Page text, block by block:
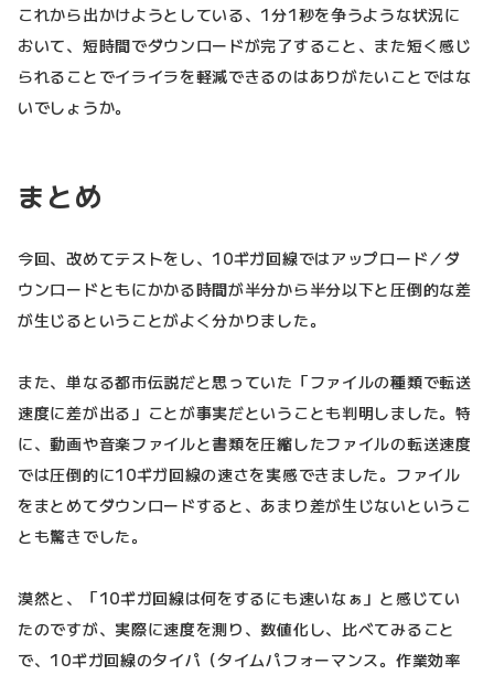
これから出かけようとしている、1分1秒を争うような状況に
おいて、短時間でダウンロードが完了すること、また短く感じ
られることでイライラを軽減できるのはありがたいことではな
いでしょうか。
まとめ
今回、改めてテストをし、10ギガ回線ではアップロード／ダ
ウンロードともにかかる時間が半分から半分以下と圧倒的な差
が生じるということがよく分かりました。
また、単なる都市伝説だと思っていた「ファイルの種類で転送
速度に差が出る」ことが事実だということも判明しました。特
に、動画や音楽ファイルと書類を圧縮したファイルの転送速度
では圧倒的に10ギガ回線の速さを実感できました。ファイル
をまとめてダウンロードすると、あまり差が生じないというこ
とも驚きでした。
漠然と、「10ギガ回線は何をするにも速いなぁ」と感じてい
たのですが、実際に速度を測り、数値化し、比べてみること
で、10ギガ回線のタイパ（タイムパフォーマンス。作業効率